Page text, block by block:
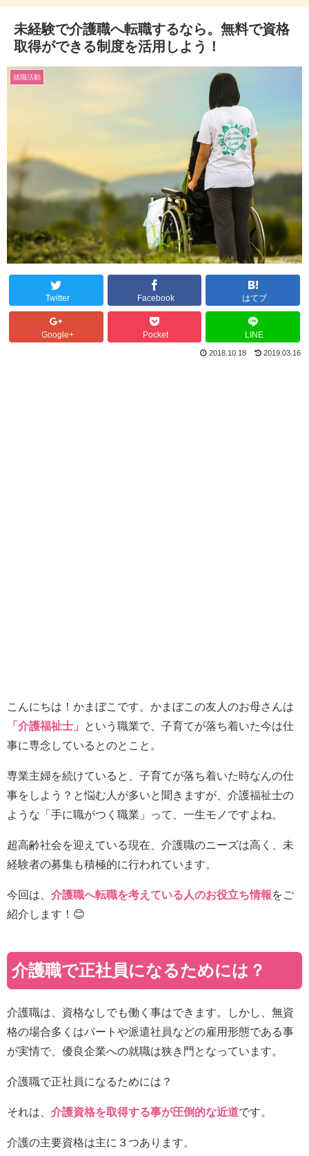
未経験で介護職へ転職するなら。無料で資格
取得ができる制度を活用しよう！
就職活動
Twitter Facebook はてブ
Google+ Pocket LINE
2018.10.18 2019.03.16
こんにちは！かまぼこです。かまぼこの友人のお母さんは
「介護福祉士」
という職業で、子育てが落ち着いた今は仕
事に専念しているとのとこと。
専業主婦を続けていると、子育てが落ち着いた時なんの仕
事をしよう？と悩む人が多いと聞きますが、介護福祉士の
ような「手に職がつく職業」って、一生モノですよね。
超高齢社会を迎えている現在、介護職のニーズは高く、未
経験者の募集も積極的に行われています。
今回は、 介護職へ転職を考えている人のお役立ち情報をご
紹介します！😊
介護職で正社員になるためには？
介護職は、資格なしでも働く事はできます。しかし、無資
格の場合多くはパートや派遣社員などの雇用形態である事
が実情で、優良企業への就職は狭き門となっています。
介護職で正社員になるためには？
それは、 介護資格を取得する事が圧倒的な近道です。
介護の主要資格は主に３つあります。